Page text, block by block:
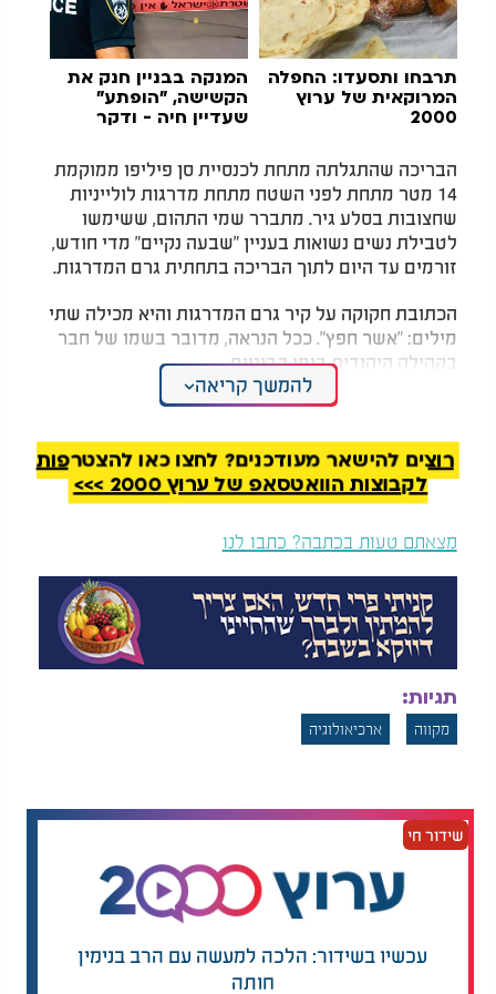
תרבחו ותסעדו: החפלה
המרוקאית של ערוץ
2000
המנקה בבניין חנק את
הקשישה, "הופתע"
שעדיין חיה - ודקר
הבריכה שהתגלתה מתחת לכנסיית סן פיליפו ממוקמת
14 מטר מתחת לפני השטח מתחת מדרגות לולייניות
שחצובות בסלע גיר. מתברר שמי התהום, ששימשו
לטבילת נשים נשואות בעניין "שבעה נקיים" מדי חודש,
זורמים עד היום לתוך הבריכה בתחתית גרם המדרגות.
הכתובת חקוקה על קיר גרם המדרגות והיא מכילה שתי
מילים: "אשר חפץ". ככל הנראה, מדובר בשמו של חבר
בקהילה היהודית בימי הביניים.
ד"ר יונתן אדלר, ארכיאולוג ומרצה בכיר באוניברסיטת
מהעת העתיקה ומימי הביניים מספר: "התגלית הזאת
מספקת לנו ראייה משכנעת כי המתקן אשר נמצא מתחת
לכנסייה שימש את הקהילה היהודית המקומית כמקווה
טהרה בתקופה שקדמה לגירושה בשנת 1492".
טבילה במקווה בזמן הקורונה: "מי שתעשה זאת תזכה
לברכה". צפו
להמשך קריאה
רוצים להישאר מעודכנים? לחצו כאן להצטרפות
לקבוצות הוואטסאפ של ערוץ 2000 >>>
מצאתם טעות בכתבה? כתבו לנו
תגיות:
מקווה ארכיאולוגיה
שידור חי
עכשיו בשידור: הלכה למעשה עם הרב בנימין
חותה